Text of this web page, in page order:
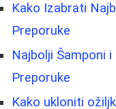
Kako Izabrati
Preporuke
Najbolji Šamponi
Preporuke
Kako ukloniti